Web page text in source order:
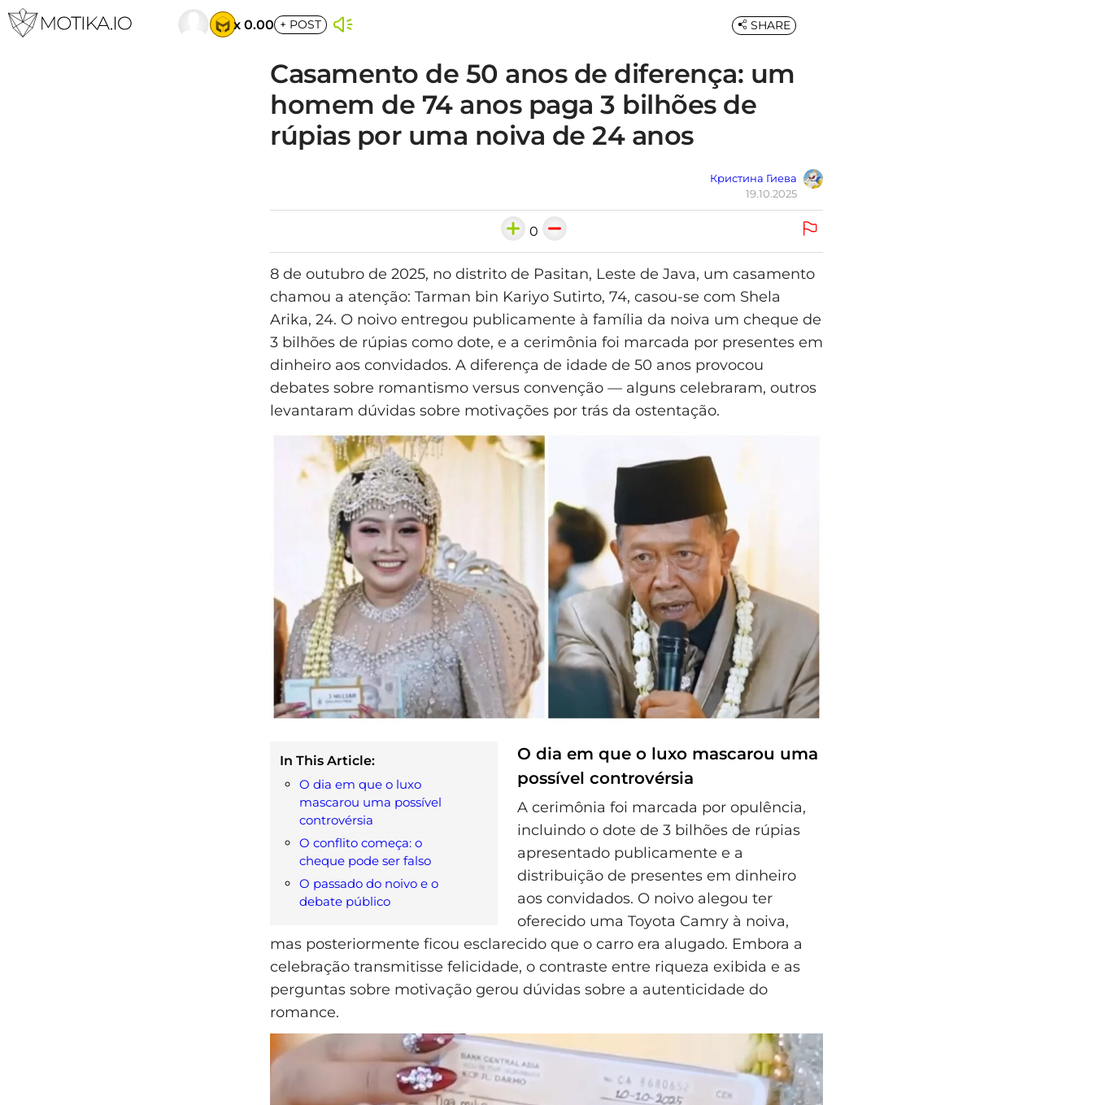
x 0.00 + POST
Casamento de 50 anos de diferença: um
homem de 74 anos paga 3 bilhões de
rúpias por uma noiva de 24 anos
Кристина Гиева
19.10.2025
SHARE
0
8 de outubro de 2025, no distrito de Pasitan, Leste de Java, um casamento
chamou a atenção: Tarman bin Kariyo Sutirto, 74, casou-se com Shela
Arika, 24. O noivo entregou publicamente à família da noiva um cheque de
3 bilhões de rúpias como dote, e a cerimônia foi marcada por presentes em
dinheiro aos convidados. A diferença de idade de 50 anos provocou
debates sobre romantismo versus convenção — alguns celebraram, outros
levantaram dúvidas sobre motivações por trás da ostentação.
In This Article:
O dia em que o luxo
mascarou uma possível
controvérsia
O conflito começa: o
cheque pode ser falso
O passado do noivo e o
debate público
O dia em que o luxo mascarou uma
possível controvérsia
A cerimônia foi marcada por opulência,
incluindo o dote de 3 bilhões de rúpias
apresentado publicamente e a
distribuição de presentes em dinheiro
aos convidados. O noivo alegou ter
oferecido uma Toyota Camry à noiva,
mas posteriormente ficou esclarecido que o carro era alugado. Embora a
celebração transmitisse felicidade, o contraste entre riqueza exibida e as
perguntas sobre motivação gerou dúvidas sobre a autenticidade do
romance.